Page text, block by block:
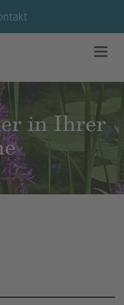
in Ihrer